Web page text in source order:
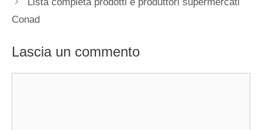
Conad
Lascia un commento